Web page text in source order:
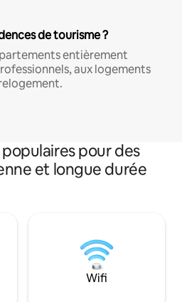
de tourisme ?
entièrement
aux logements
pour des
et longue durée
Wifi